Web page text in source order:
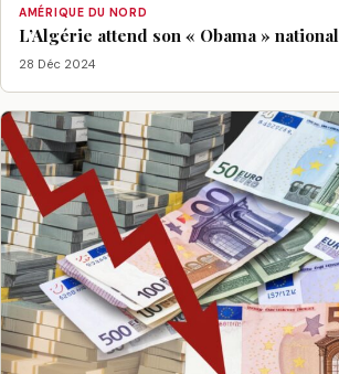
AMÉRIQUE DU NORD
L’Algérie attend son « Obama » national
28 Déc 2024